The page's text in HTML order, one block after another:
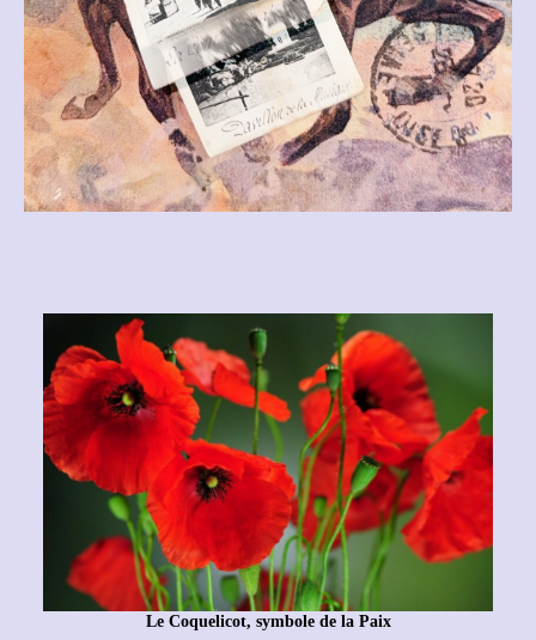
Le Coquelicot, symbole de la Paix